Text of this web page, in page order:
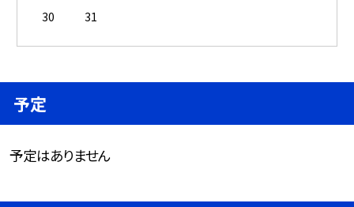
30
31
予定
予定はありません